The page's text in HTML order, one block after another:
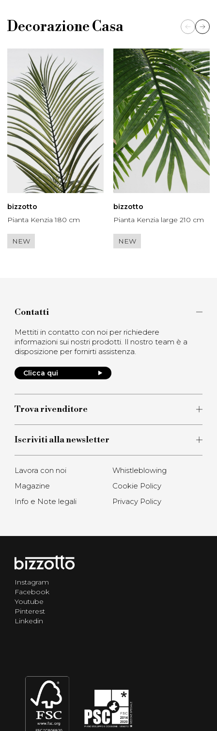
Decorazione Casa
bizzotto
Pianta Kenzia 180 cm
NEW
bizzotto
Pianta Kenzia large 210 cm
NEW
Contatti
Mettiti in contatto con noi per richiedere
informazioni sui nostri prodotti. Il nostro team è a
disposizione per fornirti assistenza.
Clicca qui
Trova rivenditore
Iscriviti alla newsletter
Lavora con noi
Magazine
Info e Note legali
Whistleblowing
Cookie Policy
Privacy Policy
Instagram
Facebook
Youtube
Pinterest
Linkedin